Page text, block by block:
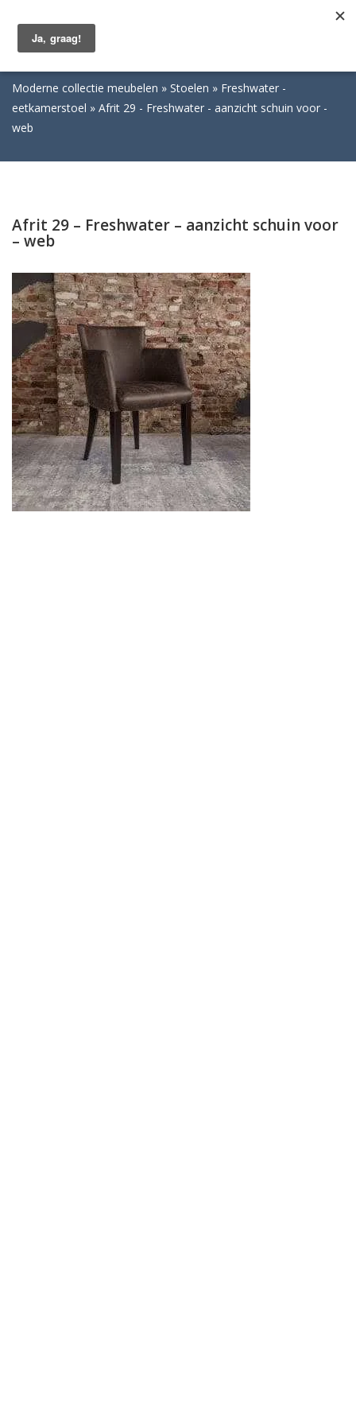
Moderne collectie meubelen Stoelen
Freshwater -
eetkamerstoel
Afrit 29 - Freshwater - aanzicht schuin voor -
web
Afrit 29 – Freshwater – aanzicht schuin voor
– web